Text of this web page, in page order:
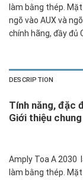
làm bằng thép.
ngõ vào AUX và
chính hãng, đầy đủ
DESCRIPTION
Tính năng, đặc
Giới thiệu chung
Amply Toa A 2030
làm bằng thép.